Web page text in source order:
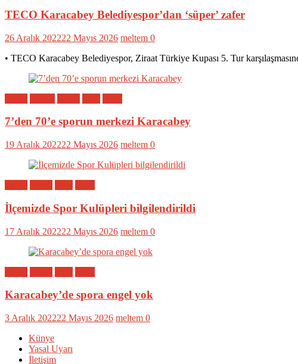
TECO Karacabey Belediyespor’dan ‘süper’ zafer
26 Aralık 202222 Mayıs 2026 meltem 0
• TECO Karacabey Belediyespor, Ziraat Türkiye Kupası 5. Tur
7’den 70’e sporun merkezi Karacabey
19 Aralık 202222 Mayıs 2026 meltem 0
İlçemizde Spor Kulüpleri bilgilendirildi
17 Aralık 202222 Mayıs 2026 meltem 0
Karacabey’de spora engel yok
3 Aralık 202222 Mayıs 2026 meltem 0
Künye
Yasal Uyarı
İletişim